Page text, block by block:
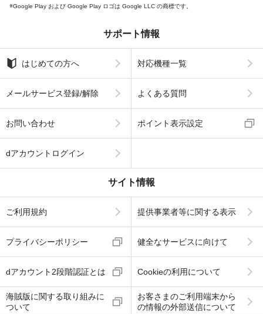
Google Play および Google Play ロゴは Google LLC の商標です。
サポート情報
はじめての方へ 対応機種一覧
メールサービス登録/解除 よくある質問
お問い合わせ ポイント表示設定
dアカウントログイン
サイト情報
ご利用規約 提供事業者等に関する表示
プライバシーポリシー 健全なサービスに向けて
dアカウント2段階認証とは Cookieの利用について
海賊版に関する取り組みに
ついて
お客さまのご利用端末から
の情報の外部送信について